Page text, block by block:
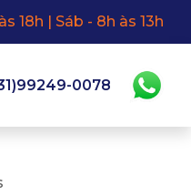
18h | Sáb - 8h às 13h
0078